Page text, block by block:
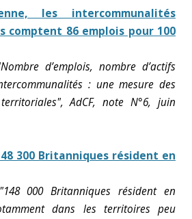
les intercommunalités
comptent 86 emplois pour 100
d’emplois, nombre d’actifs
: une mesure des
AdCF, note N°6, juin
300 Britanniques résident en
"148 000 Britanniques résident en
dans les territoires peu